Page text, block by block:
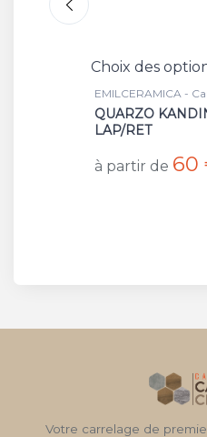
Choix
NAT/RET
Votre carrelage de